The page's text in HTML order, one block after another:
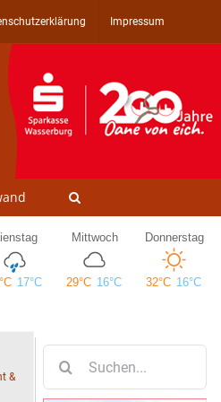
Impressum
&
nach: